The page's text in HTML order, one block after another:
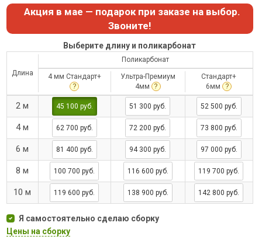
Акция в мае — подарок при заказе на выбор.
Звоните!
Выберите длину и поликарбонат
Длина
Поликарбонат
4 мм Стандарт+
?
Ультра-Премиум
4мм
?
Стандарт+
6мм ?
2 м 45 100 руб. 51 300 руб. 52 500 руб.
4 м 62 700 руб. 72 200 руб. 73 800 руб.
6 м 81 400 руб. 94 300 руб. 97 000 руб.
8 м 100 700 руб. 116 600 руб. 119 700 руб.
10 м 119 600 руб. 138 900 руб. 142 800 руб.
Я самостоятельно сделаю сборку
Цены на сборку